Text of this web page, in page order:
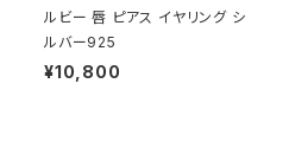
ルビー 唇 ピアス イヤリング シ
ルバー925
¥10,800